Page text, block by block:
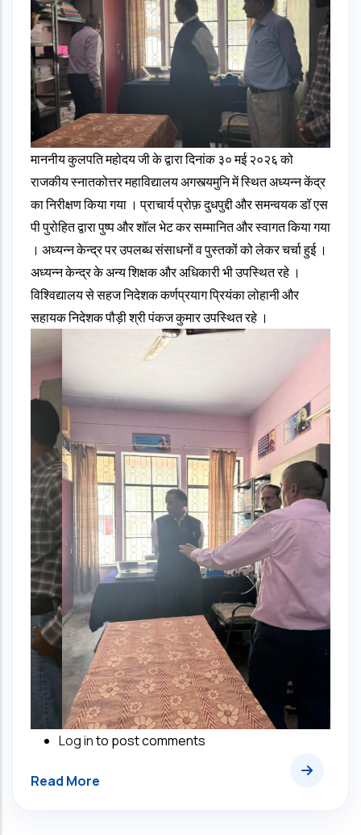
माननीय कुलपति महोदय जी के द्वारा दिनांक ३० मई २०२६ को
राजकीय स्नातकोत्तर महाविद्यालय अगस्त्यमुनि में स्थित अध्यन्न केंद्र
का निरीक्षण किया गया । प्राचार्य प्रोफ़ दुधपुद्दी और समन्वयक डॉ एस
पी पुरोहित द्वारा पुष्प और शॉल भेट कर सम्मानित और स्वागत किया गया
। अध्यन्न केन्द्र पर उपलब्ध संसाधनों व पुस्तकों को लेकर चर्चा हुई ।
अध्यन्न केन्द्र के अन्य शिक्षक और अधिकारी भी उपस्थित रहे ।
विश्विद्यालय से सहज निदेशक कर्णप्रयाग प्रियंका लोहानी और
सहायक निदेशक पौड़ी श्री पंकज कुमार उपस्थित रहे ।
Log into post comments